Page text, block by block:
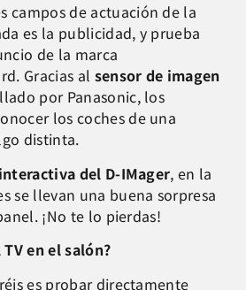
campos de actuación de la
es la publicidad, y prueba
de la marca
Gracias al sensor de imagen
por Panasonic, los
los coches de una
distinta.
del D-IMager, en la
se llevan una buena sorpresa
¡No te lo pierdas!
en el salón?
es probar directamente